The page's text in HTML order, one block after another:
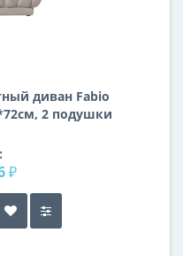
диван Fabio
2 подушки
₽